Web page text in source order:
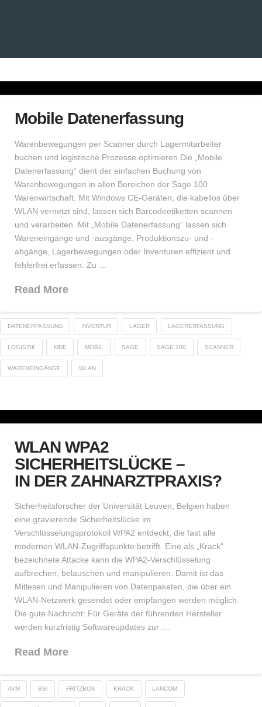
Mobile Datenerfassung
Warenbewegungen per Scanner durch Lagermitarbeiter
buchen und logistische Prozesse optimieren Die „Mobile
Datenerfassung“ dient der einfachen Buchung von
Warenbewegungen in allen Bereichen der Sage 100
Warenwirtschaft. Mit Windows CE-Geräten, die kabellos über
WLAN vernetzt sind, lassen sich Barcodeetiketten scannen
und verarbeiten. Mit „Mobile Datenerfassung“ lassen sich
Wareneingänge und -ausgänge, Produktionszu- und -
abgänge, Lagerbewegungen oder Inventuren effizient und
fehlerfrei erfassen. Zu …
Read More
DATENERFASSUNG INVENTUR LAGER LAGERERFASSUNG
LOGISTIK MDE MOBIL SAGE SAGE 100 SCANNER
WARENEINGÄNGE WLAN
WLAN WPA2
SICHERHEITSLÜCKE –
IN DER ZAHNARZTPRAXIS?
Sicherheitsforscher der Universität Leuven, Belgien haben
eine gravierende Sicherheitslücke im
Verschlüsselungsprotokoll WPA2 entdeckt, die fast alle
modernen WLAN-Zugriffspunkte betrifft. Eine als „Krack“
bezeichnete Attacke kann die WPA2-Verschlüsselung
aufbrechen, belauschen und manipulieren. Damit ist das
Mitlesen und Manipulieren von Datenpaketen, die über ein
WLAN-Netzwerk gesendet oder empfangen werden möglich.
Die gute Nachricht: Für Geräte der führenden Hersteller
werden kurzfristig Softwareupdates zur …
Read More
AVM BSI FRITZBOX KRACK LANCOM